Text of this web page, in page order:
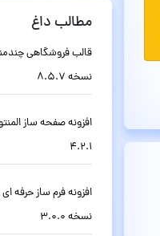
مطالب داغ
نسخه 8.5.7
4.2.1
نسخه 3.0.0